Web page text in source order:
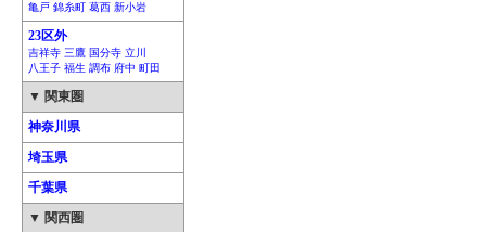
亀戸 錦糸町 葛西 新小岩
23区外
吉祥寺 三鷹 国分寺 立川
八王子 福生 調布 府中 町田
▼ 関東圏
神奈川県
埼玉県
千葉県
▼ 関西圏